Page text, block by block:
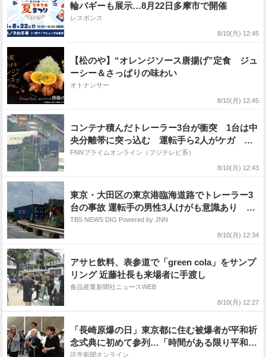
輪バギーも展示…8月22日多摩市で開催
レスポンス
8/10(月) 12:45
【松のや】“オレンジソース唐揚げ”定食 ジュ
ーシー＆さっぱりの味わい
オトナンサー
8/10(月) 12:45
コンテナ積んだトレーラー3台が衝突 1台は中
央分離帯に突っ込む 運転手ら2人がケガ 現
場は臨海トンネル近く 大田区
FNNプライムオンライン（フジテレビ系）
8/10(月) 12:43
東京・大田区の東京港臨海道路でトレーラー3
台の事故 運転手の男性3人けがも意識あり 臨
海トンネル下り線が通行止めで解除の見込み立
TBS NEWS DIG Powered by JNN
8/10(月) 12:34
アサヒ飲料、表参道で「green cola」をサンプ
リング 近藤社長も来場者に手渡し
食品産業新聞社ニュースWEB
8/10(月) 12:27
「長崎原爆の日」東京都に住む被爆者が平和祈
念式典に初めて参列…「時間がある限り平和活
読売新聞オンライン